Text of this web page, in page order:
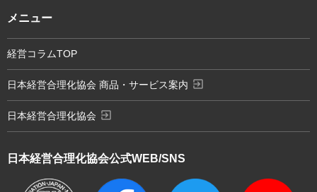
日本経営合理化協会公式WEB/SNS
メニュー
経営コラムTOP
日本経営合理化協会 商品・サービス案内 exit_to_app
日本経営合理化協会 exit_to_app